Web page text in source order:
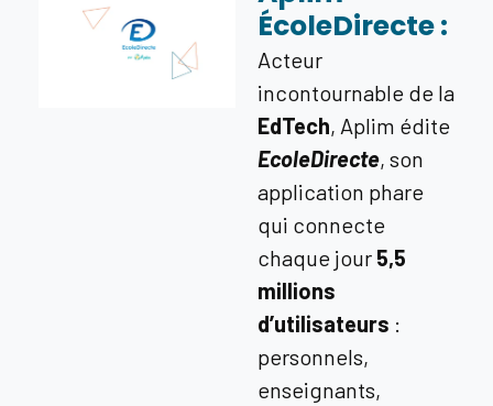
ÉcoleDirecte :
Acteur
incontournable de la
EdTech, Aplim édite
EcoleDirecte, son
application phare
qui connecte
chaque jour 5,5
millions
d’utilisateurs :
personnels,
enseignants,